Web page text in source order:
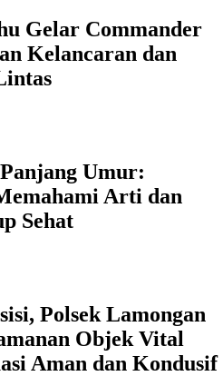
Gelar Commander
Kelancaran dan
Umur:
Arti dan
Sehat
Polsek Lamongan
Objek Vital
Aman dan Kondusif